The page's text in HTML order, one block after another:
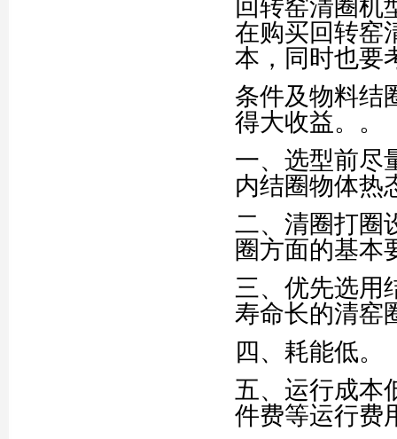
回转窑清圈机
在购买回转窑
本，同时也要
条件及物料结
得大收益。。
一、选型前尽
内结圈物体热
二、清圈打圈
圈方面的基本
三、优先选用
寿命长的清窑
四、耗能低。
五、运行成本
件费等运行费